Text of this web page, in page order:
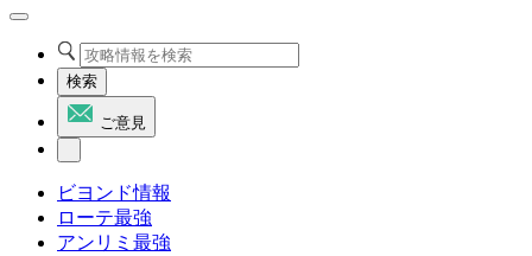
検索
ご意見
ビヨンド情報
ローテ最強
アンリミ最強